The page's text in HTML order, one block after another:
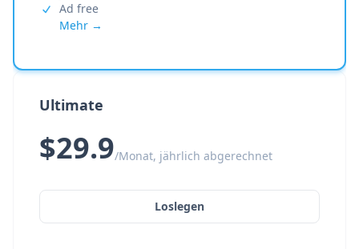
Ad free
Mehr →
Ultimate
$29.9/Monat, jährlich abgerechnet
Loslegen